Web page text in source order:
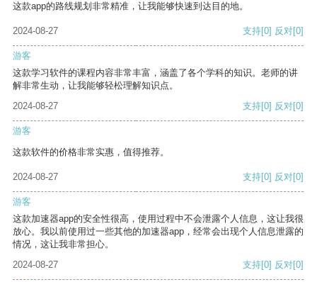
这款app的路线规划非常精准，让我能够快速到达目的地。
2024-08-27 支持[0] 反对[0]
游客
这款学习软件的课程内容非常丰富，涵盖了各个学科的知识。老师的讲
解非常生动，让我能够轻松理解知识点。
2024-08-27
支持[0] 反对[0]
游客
这款软件的价格非常实惠，值得推荐。
2024-08-27 支持[0] 反对[0]
游客
这款加速器app的安全性很高，使用过程中不会泄露个人信息，这让我很
放心。我以前使用过一些其他的加速器app，经常会出现个人信息泄露的
情况，这让我非常担心。
2024-08-27
支持[0] 反对[0]